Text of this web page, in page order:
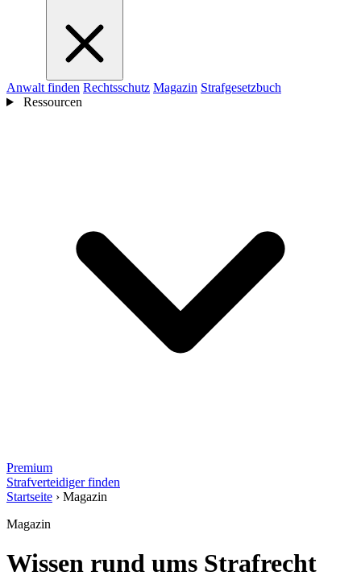
Anwalt finden Rechtsschutz Magazin Strafgesetzbuch
Ressourcen
Premium
Strafverteidiger finden
Startseite › Magazin
Magazin
Wissen rund ums Strafrecht